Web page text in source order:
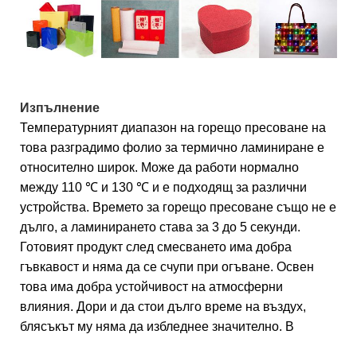
Изпълнение
Температурният диапазон на горещо пресоване на
това разградимо фолио за термично ламиниране е
относително широк. Може да работи нормално
между 110 ℃ и 130 ℃ и е подходящ за различни
устройства. Времето за горещо пресоване също не е
дълго, а ламинирането става за 3 до 5 секунди.
Готовият продукт след смесването има добра
гъвкавост и няма да се счупи при огъване. Освен
това има добра устойчивост на атмосферни
влияния. Дори и да стои дълго време на въздух,
блясъкът му няма да избледнее значително. В